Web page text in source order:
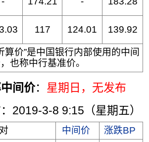
117 124.01 139.92
算价”是中国银行内部使用的中间
也称中行基准价。
间价： 星期日 ，无发布
3-8 9:15（星期五）
中间价
涨跌BP